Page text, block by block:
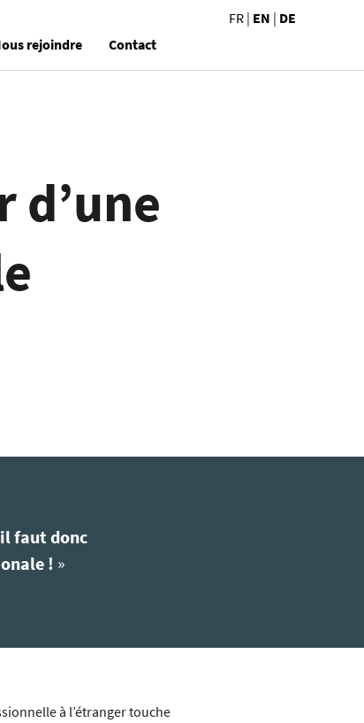
rejoindre Contact
FR | EN | DE
faut donc
! »
à l’étranger touche